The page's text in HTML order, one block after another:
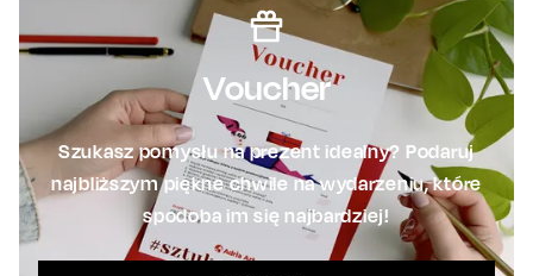
Voucher
Szukasz pomysłu na prezent idealny? Podaruj
najbliższym piękne chwile na wydarzeniu, które
spodoba im się najbardziej!